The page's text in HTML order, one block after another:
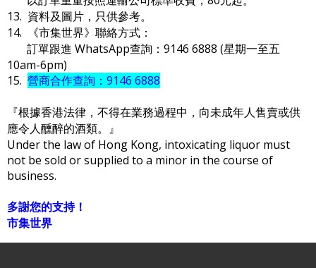
13. 資料及圖片，只供參考。
14. 《市集世界》聯絡方式：
訂單跟進 WhatsApp查詢：9146 6888 (星期一至五
10am-6pm)
15. 營商合作查詢：9146 6888
『根據香港法律，不得在業務過程中，向未成年人售賣或供
應令人醺醉的酒類。』
Under the law of Hong Kong, intoxicating liquor must
not be sold or supplied to a minor in the course of
business.
多謝您的支持！
市集世界